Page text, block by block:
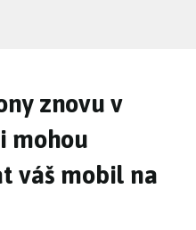
znovu v
mohou
váš mobil na